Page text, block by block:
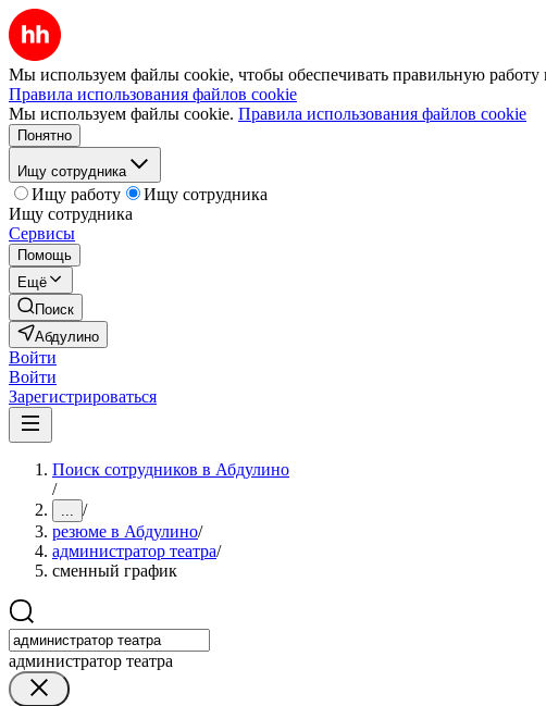
Мы используем файлы cookie, чтобы обеспечивать правильную работу
Правила использования файлов cookie
Мы используем файлы cookie. Правила использования файлов cookie
Понятно
Ищу сотрудника
Ищу работу
Ищу сотрудника
Ищу сотрудника
Сервисы
Помощь
Ещё
Поиск
Абдулино
Войти
Войти
Зарегистрироваться
Поиск сотрудников в Абдулино
/
... /
резюме в Абдулино/
администратор театра/
сменный график
администратор театра